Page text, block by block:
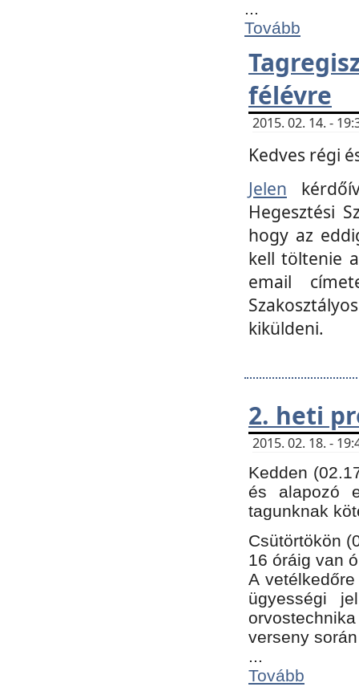
...
Tovább
félévre
2015. 02. 14. -
Kedves régi
Jelen
Hegesztési
hogy az
kell töltenie
email
kiküldeni.
2. heti
2015. 02. 18. -
Kedden
és alapozó
tagunknak
Csütörtökön
16 óráig van
A
ügyességi
verseny
...
Tovább